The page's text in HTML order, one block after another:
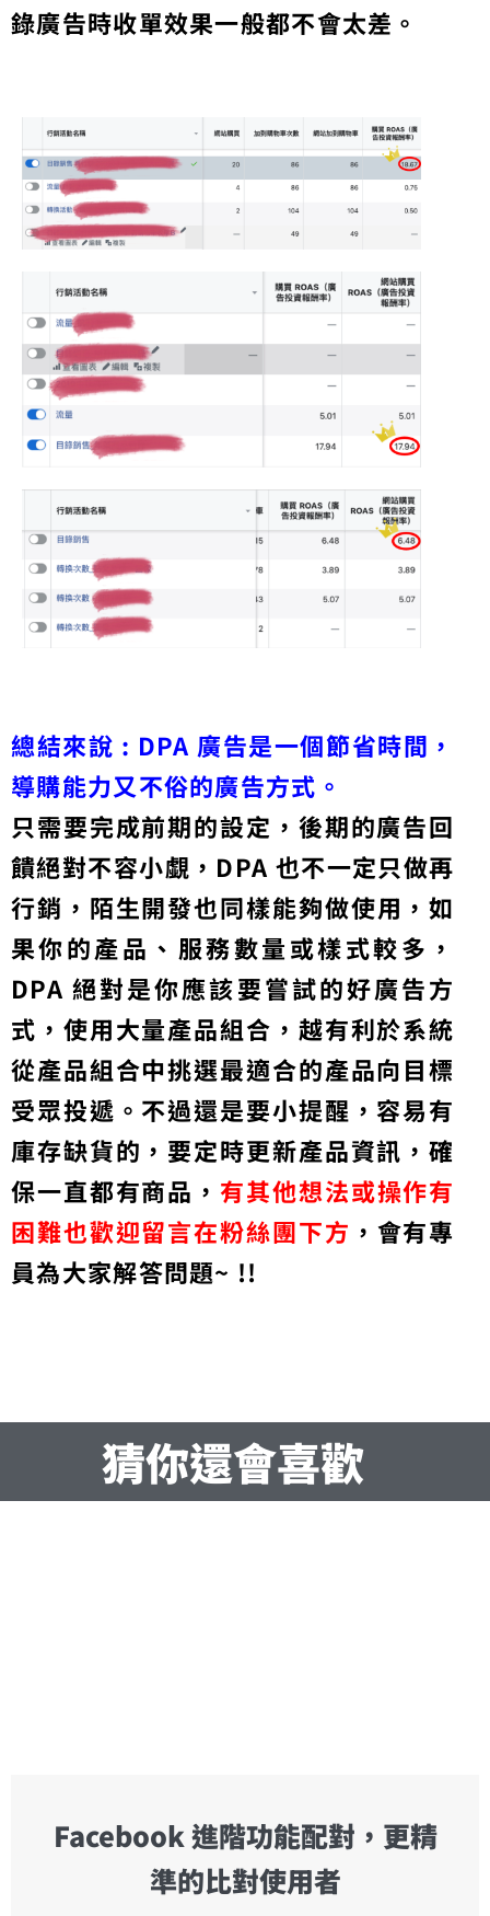
錄廣告時收單效果一般都不會太差。
總結來說 : DPA 廣告是一個節省時間，
導購能力又不俗的廣告方式。
只需要完成前期的設定，後期的廣告回
饋絕對不容小覷，DPA 也不一定只做再
行銷，陌生開發也同樣能夠做使用，如
果你的產品、服務數量或樣式較多，
DPA 絕對是你應該要嘗試的好廣告方
式，使用大量產品組合，越有利於系統
從產品組合中挑選最適合的產品向目標
受眾投遞。不過還是要小提醒，容易有
庫存缺貨的，要定時更新產品資訊，確
保一直都有商品， 有其他想法或操作有
困難也歡迎留言在粉絲團下方 ，會有專
員為大家解答問題~ !!
猜你還會喜歡
Facebook 進階功能配對，更精
準的比對使用者